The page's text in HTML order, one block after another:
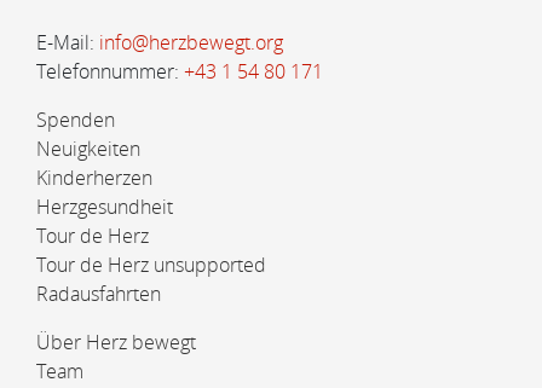
E-Mail: info@herzbewegt.org
Telefonnummer: +43 1 54 80 171
Spenden
Neuigkeiten
Kinderherzen
Herzgesundheit
Tour de Herz
Tour de Herz unsupported
Radausfahrten
Über Herz bewegt
Team